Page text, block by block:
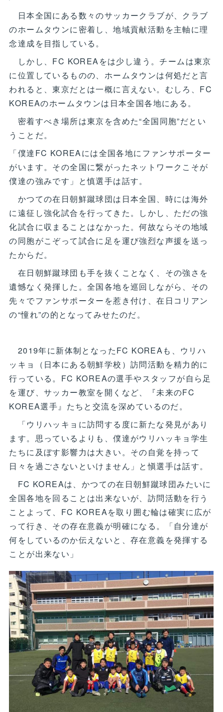
日本全国にある数々のサッカークラブが、クラブ
のホームタウンに密着し、地域貢献活動を主軸に理
念達成を目指している。
しかし、FC KOREAをは少し違う。チームは東京
に位置しているものの、ホームタウンは何処だと言
われると、東京だとは一概に言えない。むしろ、FC
KOREAのホームタウンは日本全国各地にある。
密着すべき場所は東京を含めた“全国同胞”だとい
うことだ。
「僕達FC KOREAには全国各地にファンサポーター
がいます。その全国に繋がったネットワークこそが
僕達の強みです」と慎選手は話す。
かつての在日朝鮮蹴球団は日本全国、時には海外
に遠征し強化試合を行ってきた。しかし、ただの強
化試合に収まることはなかった。何故ならその地域
の同胞がこぞって試合に足を運び強烈な声援を送っ
たからだ。
在日朝鮮蹴球団も手を抜くことなく、その強さを
遺憾なく発揮した。全国各地を巡回しながら、その
先々でファンサポーターを惹き付け、在日コリアン
の“憧れ”の的となってみせたのだ。
2019年に新体制となったFC KOREAも、ウリハ
ッキョ（日本にある朝鮮学校）訪問活動を精力的に
行っている。FC KOREAの選手やスタッフが自ら足
を運び、サッカー教室を開くなど、『未来のFC
KOREA選手』たちと交流を深めているのだ。
「ウリハッキョに訪問する度に新たな発見があり
ます。思っているよりも、僕達がウリハッキョ学生
たちに及ぼす影響力は大きい。その自覚を持って
日々を過ごさないといけません」と愼選手は話す。
FC KOREAは、かつての在日朝鮮蹴球団みたいに
全国各地を回ることは出来ないが、訪問活動を行う
ことよって、FC KOREAを取り囲む輪は確実に広が
って行き、その存在意義が明確になる。「自分達が
何をしているのか伝えないと、存在意義を発揮する
ことが出来ない」